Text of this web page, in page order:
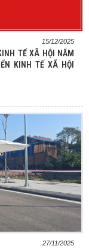
15/12/2025
TẾ XÃ HỘI NĂM
KINH TẾ XÃ HỘI
27/11/2025